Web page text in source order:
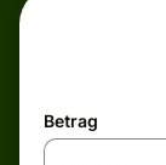
Betrag